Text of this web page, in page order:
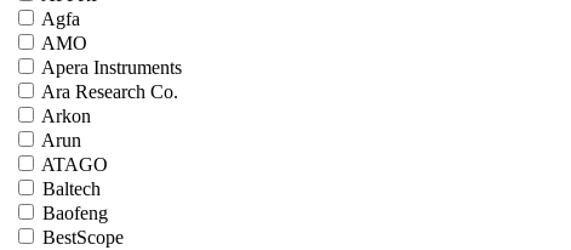
Agfa
AMO
Apera Instruments
Ara Research Co.
Arkon
Arun
ATAGO
Baltech
Baofeng
BestScope